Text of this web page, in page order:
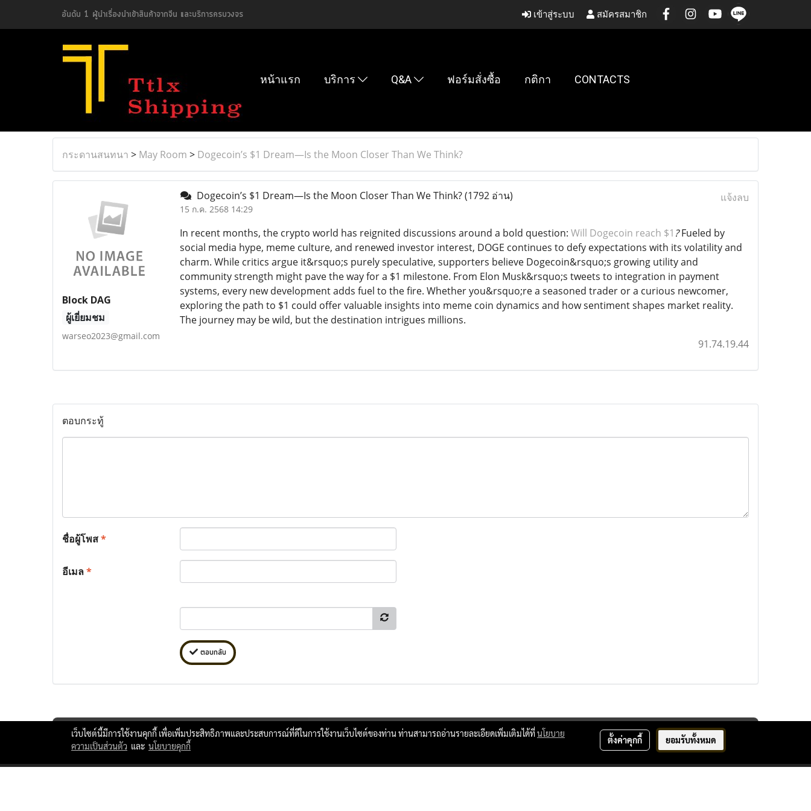
อันดับ 1 ผู้นำเรื่องนำเข้าสินค้าจากจีน และบริการครบวงจร เข้าสู่ระบบ สมัครสมาชิก
หน้าแรก บริการ Q&A ฟอร์มสั่งซื้อ กติกา CONTACTS
กระดานสนทนา > May Room > Dogecoin’s $1 Dream—Is the Moon Closer Than We Think?
Block DAG
ผู้เยี่ยมชม
warseo2023@gmail.com
Dogecoin’s $1 Dream—Is the Moon Closer Than We Think?(1792 อ่าน)
15 ก.ค. 2568 14:29
แจ้งลบ
In recent months, the crypto world has reignited discussions around a bold question: Will Dogecoin reach $1 ?Fueled by
social media hype, meme culture, and renewed investor interest, DOGE continues to defy expectations with its volatility and
charm. While critics argue it&rsquo;s purely speculative, supporters believe Dogecoin&rsquo;s growing utility and
community strength might pave the way for a $1 milestone. From Elon Musk&rsquo;s tweets to integration in payment
systems, every new development adds fuel to the fire. Whether you&rsquo;re a seasoned trader or a curious newcomer,
exploring the path to $1 could offer valuable insights into meme coin dynamics and how sentiment shapes market reality.
The journey may be wild, but the destination intrigues millions.
91.74.19.44
ตอบกระทู้
ชื่อผู้โพส*
อีเมล*
ตอบกลับ
เว็บไซต์นี้มีการใช้งานคุกกี้ เพื่อเพิ่มประสิทธิภาพและประสบการณ์ที่ดีในการใช้งานเว็บไซต์ของท่าน ท่านสามารถอ่านรายละเอียดเพิ่มเติมได้ที่นโยบาย
ความเป็นส่วนตัว และ นโยบายคุกกี้
ตั้งค่าคุกกี้ ยอมรับทั้งหมด